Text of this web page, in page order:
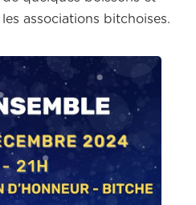
associations bitchoises.